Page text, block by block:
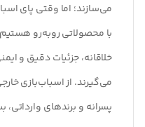
می‌سازند؛ اما وقتی پای
با محصولاتی روبه‌رو
خلاقانه، جزئیات دقیق و
می‌گیرند. از اسباب‌بازی
پسرانه و برندهای